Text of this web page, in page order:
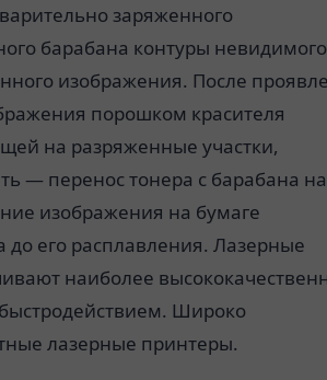
заряженного
барабана контуры невидимого
изображения. После
порошком красителя
на разряженные участки,
— перенoc тонера с барабана на
изображения на бумаге
до его расплавления. Лазерные
наиболее
Широко
лазерные принтеры.